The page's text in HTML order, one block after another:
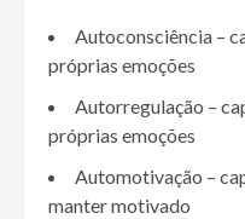
Autoconsciência –
próprias emoções
Autorregulação –
próprias emoções
Automotivação –
manter motivado